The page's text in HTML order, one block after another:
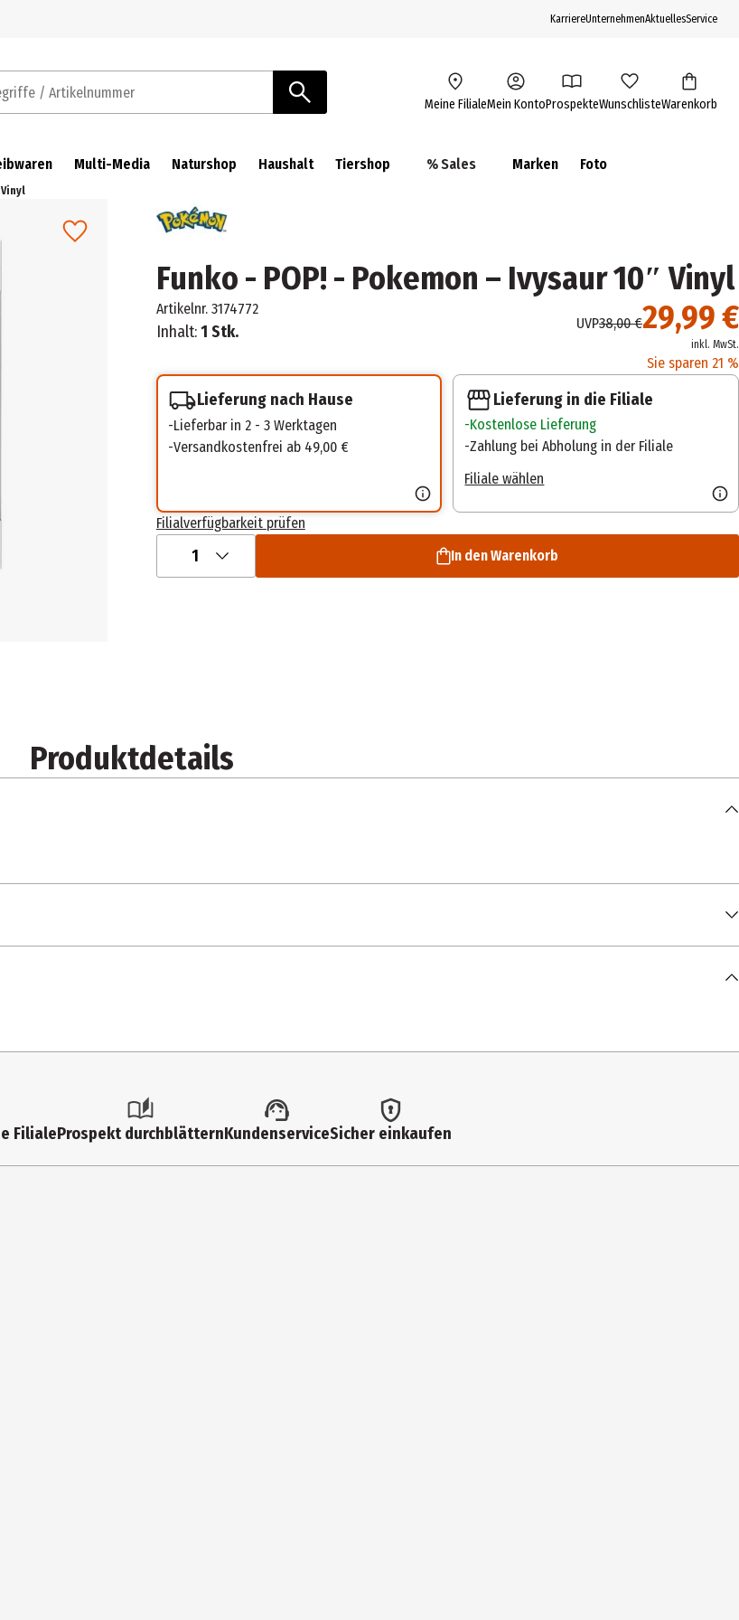
KarriereUnternehmenAktuellesService
/ Artikelnummer Meine FilialeMein KontoProspekteWunschlisteWarenkorb
Multi-Media Naturshop Haushalt Tiershop % Sales Marken Foto
Funko - POP! - Pokemon – Ivysaur 10″ Vinyl
Artikelnr. 3174772
Inhalt:1 Stk. 29,99 €
UVP38,00 €
inkl. MwSt.
Sie sparen 21 %
Lieferung nach Hause
Lieferbar in 2 - 3 Werktagen
Versandkostenfrei ab 49,00 €
Lieferung in die Filiale
Kostenlose Lieferung
Zahlung bei Abholung in der Filiale
Filiale wählen
Filialverfügbarkeit prüfen
1 In den Warenkorb
Produktdetails
Funko Video Games
FilialeProspekt durchblätternKundenserviceSicher einkaufen